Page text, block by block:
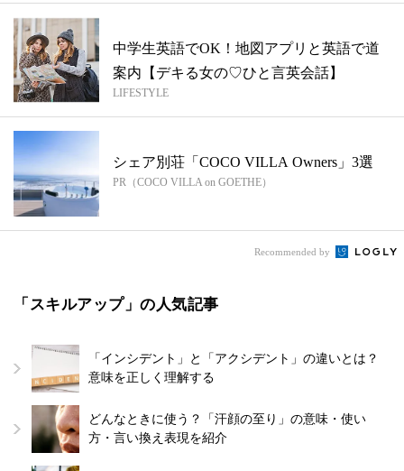
中学生英語でOK！地図アプリと英語で道
案内【デキる女の♡ひと言英会話】
LIFESTYLE
シェア別荘「COCO VILLA Owners」3選
PR（COCO VILLA on GOETHE）
Recommended by
「スキルアップ」の人気記事
「インシデント」と「アクシデント」の違いとは？
意味を正しく理解する
どんなときに使う？「汗顔の至り」の意味・使い
方・言い換え表現を紹介